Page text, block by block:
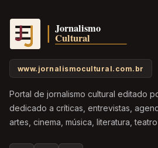
www.jornalismocultural.com.br
Portal de jornalismo cultural editado
dedicado a críticas, entrevistas,
artes, cinema, música, literatura,